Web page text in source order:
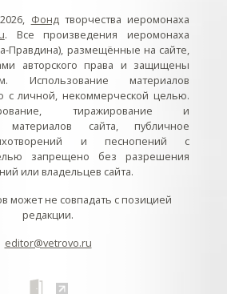
Фондтворчества иеромонаха
. Все произведения иеромонаха
Правдина), размещённые на сайте,
авторского права и защищены
Использование материалов
с личной, некоммерческой целью.
тиражирование и
материалов сайта, публичное
и песнопений с
запрещено без разрешения
или владельцев сайта.
может не совпадать с позицией
редакции.
editor@vetrovo.ru